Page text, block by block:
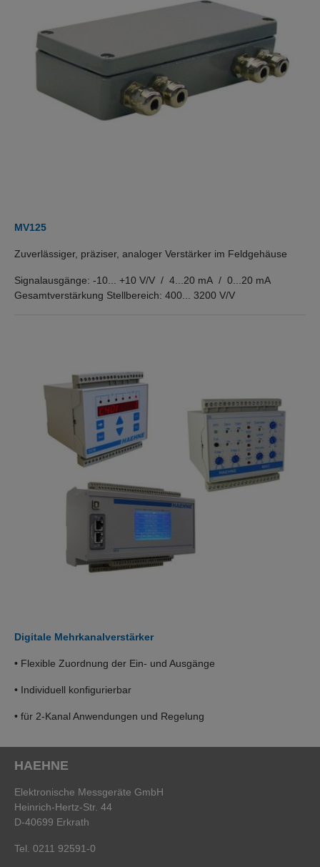
MV125
Zuverlässiger, präziser, analoger Verstärker im Feldgehäuse
Signalausgänge: -10... +10 V/V / 4...20 mA / 0...20 mA
Gesamtverstärkung Stellbereich: 400... 3200 V/V
Digitale Mehrkanalverstärker
• Flexible Zuordnung der Ein- und Ausgänge
• Individuell konfigurierbar
• für 2-Kanal Anwendungen und Regelung
HAEHNE
Elektronische Messgeräte GmbH
Heinrich-Hertz-Str. 44
D-40699 Erkrath
Tel. 0211 92591-0